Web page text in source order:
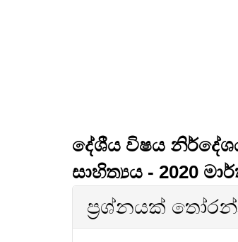
දේශීය විෂය
සාහිත්‍යය - 2020
ප්‍රශ්නයක්